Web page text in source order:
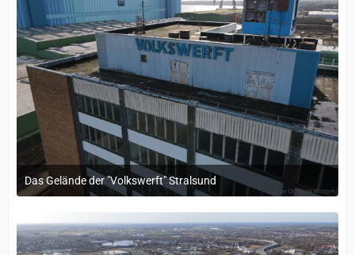
Das Gelände der "Volkswerft" Stralsund
18. Oktober 2022 um 08:56